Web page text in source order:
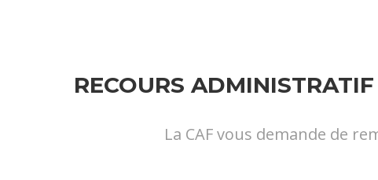
RECOURS
La CAF vous demande de